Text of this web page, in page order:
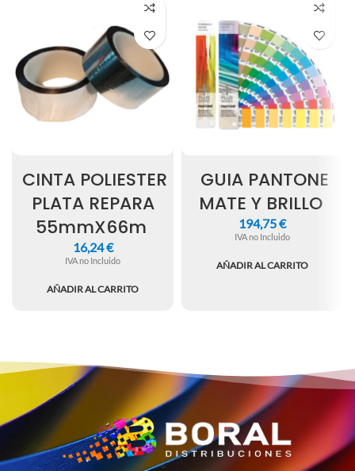
CINTA POLIESTER
PLATA REPARA
55mmX66m
16,24€
IVA no Incluido
AÑADIR AL CARRITO
GUIA PANTONE
MATE Y BRILLO
194,75€
IVA no Incluido
AÑADIR AL CARRITO